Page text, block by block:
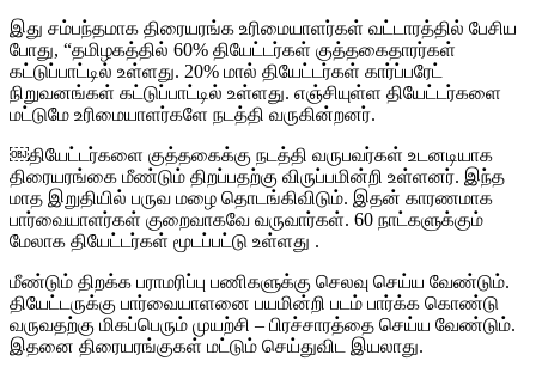
இது சம்பந்தமாக திரையரங்க உரிமையாளர்கள் வட்டாரத்தில் பேசிய
போது, “தமிழகத்தில் 60% தியேட்டர்கள் குத்தகைதாரர்கள்
கட்டுப்பாட்டில் உள்ளது. 20% மால் தியேட்டர்கள் கார்ப்பரேட்
நிறுவனங்கள் கட்டுப்பாட்டில் உள்ளது. எஞ்சியுள்ள தியேட்டர்களை
மட்டுமே உரிமையாளர்களே நடத்தி வருகின்றனர்.
￼தியேட்டர்களை குத்தகைக்கு நடத்தி வருபவர்கள் உடனடியாக
திரையரங்கை மீண்டும் திறப்பதற்கு விருப்பமின்றி உள்ளனர். இந்த
மாத இறுதியில் பருவ மழை தொடங்கிவிடும். இதன் காரணமாக
பார்வையாளர்கள் குறைவாகவே வருவார்கள். 60 நாட்களுக்கும்
மேலாக தியேட்டர்கள் மூடப்பட்டு உள்ளது .
மீண்டும் திறக்க பராமரிப்பு பணிகளுக்கு செலவு செய்ய வேண்டும்.
தியேட்டருக்கு பார்வையாளனை பயமின்றி படம் பார்க்க கொண்டு
வருவதற்கு மிகப்பெரும் முயற்சி – பிரச்சாரத்தை செய்ய வேண்டும்.
இதனை திரையரங்குகள் மட்டும் செய்துவிட இயலாது.